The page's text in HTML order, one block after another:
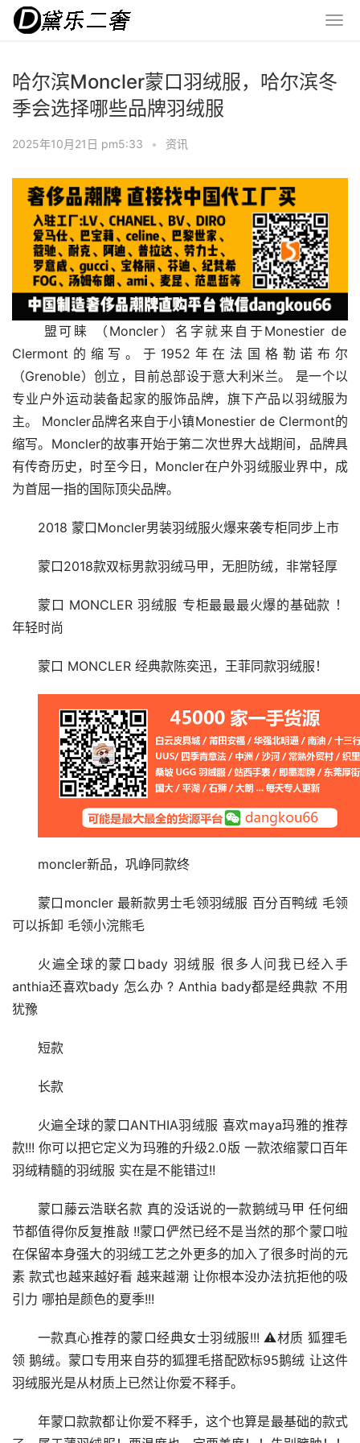
哈尔滨Moncler蒙口羽绒服，哈尔滨冬
季会选择哪些品牌羽绒服
2025年10月21日 pm5:33 • 资讯
Clermont的缩写。于1952年在法国格勒诺布尔
（Grenoble）创立，目前总部设于意大利米兰。 是一个以
专业户外运动装备起家的服饰品牌，旗下产品以羽绒服为
主。 Moncler品牌名来自于小镇Monestier de Clermont的
缩写。Moncler的故事开始于第二次世界大战期间，品牌具
有传奇历史，时至今日，Moncler在户外羽绒服业界中，成
为首屈一指的国际顶尖品牌。
2018 蒙口Moncler男装羽绒服火爆来袭专柜同步上市
蒙口2018款双标男款羽绒马甲，无胆防绒，非常轻厚
蒙口 MONCLER 羽绒服 专柜最最最火爆的基础款 ！
年轻时尚
蒙口 MONCLER 经典款陈奕迅，王菲同款羽绒服！
moncler新品，巩峥同款终
蒙口moncler 最新款男士毛领羽绒服 百分百鸭绒 毛领
可以拆卸 毛领小浣熊毛
火遍全球的蒙口bady 羽绒服 很多人问我已经入手
anthia还喜欢bady 怎么办 ? Anthia bady都是经典款 不用
犹豫
短款
长款
火遍全球的蒙口ANTHIA羽绒服 喜欢maya玛雅的推荐
款!!! 你可以把它定义为玛雅的升级2.0版 一款浓缩蒙口百年
羽绒精髓的羽绒服 实在是不能错过!!
蒙口藤云浩联名款 真的没话说的一款鹅绒马甲 任何细
节都值得你反复推敲 !!蒙口俨然已经不是当然的那个蒙口啦
在保留本身强大的羽绒工艺之外更多的加入了很多时尚的元
素 款式也越来越好看 越来越潮 让你根本没办法抗拒他的吸
引力 哪拍是颜色的夏季!!!
一款真心推荐的蒙口经典女士羽绒服!!! ⚠️材质 狐狸毛
领 鹅绒。蒙口专用来自芬的狐狸毛搭配欧标95鹅绒 让这件
羽绒服光是从材质上已然让你爱不释手。
年蒙口款款都让你爱不释手，这个也算是最基础的款式